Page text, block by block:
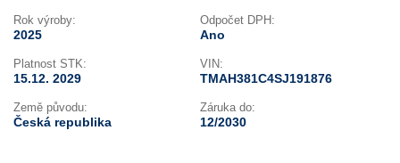
Rok výroby:
2025
Odpočet DPH:
Ano
Platnost STK:
15.12. 2029
VIN:
TMAH381C4SJ191876
Země původu:
Česká republika
Záruka do:
12/2030